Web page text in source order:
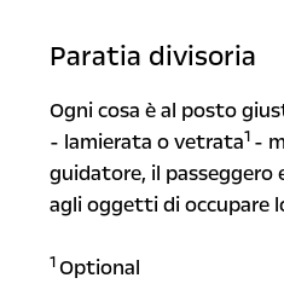
Paratia divisoria
Ogni cosa è al posto
- lamierata o vetrata1 -
guidatore, il passeggero
agli oggetti di occupare
1Optional